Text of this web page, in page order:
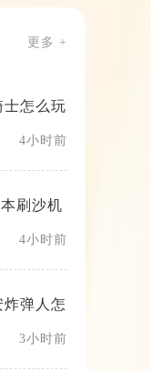
更多 +
士怎么玩
4小时前
刷沙机
4小时前
弹人怎
3小时前